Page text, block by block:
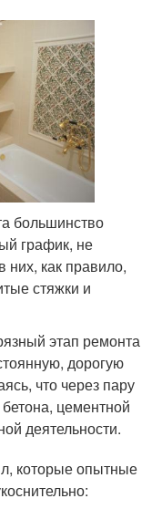
большинство
график, не
как правило,
стяжки и
этап ремонта
дорогую
что через пару
цементной
деятельности.
которые опытные